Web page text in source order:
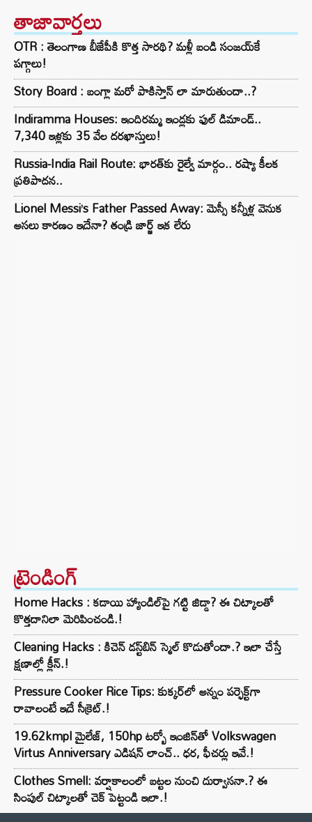
తాజావార్తలు
OTR : తెలంగాణ బీజేపీకి కొత్త సారథి? మళ్లీ బండి సంజయ్‌కే
పగ్గాలు!
Story Board : బంగ్లా మరో పాకిస్తాన్ లా మారుతుందా..?
Indiramma Houses: ఇందిరమ్మ ఇండ్లకు ఫుల్ డిమాండ్..
7,340 ఇళ్లకు 35 వేల దరఖాస్తులు!
Russia-India Rail Route: భారత్‌కు రైల్వే మార్గం.. రష్యా కీలక
ప్రతిపాదన..
Lionel Messi’s Father Passed Away: మెస్సీ కన్నీళ్ల వెనుక
అసలు కారణం ఇదేనా? తండ్రి జార్జ్ ఇక లేరు
ట్రెండింగ్‌
Home Hacks : కడాయి హ్యాండిల్‌పై గట్టి జిడ్డా? ఈ చిట్కాలతో
కొత్తదానిలా మెరిపించండి.!
Cleaning Hacks : కిచెన్ డస్ట్‌బిన్ స్మెల్ కొడుతోందా.? ఇలా చేస్తే
క్షణాల్లో క్లీన్.!
Pressure Cooker Rice Tips: కుక్కర్‌లో అన్నం పర్ఫెక్ట్‌గా
రావాలంటే ఇదే సీక్రెట్.!
19.62kmpl మైలేజ్, 150hp టర్బో ఇంజిన్‌తో Volkswagen
Virtus Anniversary ఎడిషన్ లాంచ్.. ధర, ఫీచర్లు ఇవే.!
Clothes Smell: వర్షాకాలంలో బట్టల నుంచి దుర్వాసనా.? ఈ
సింపుల్ చిట్కాలతో చెక్ పెట్టండి ఇలా.!